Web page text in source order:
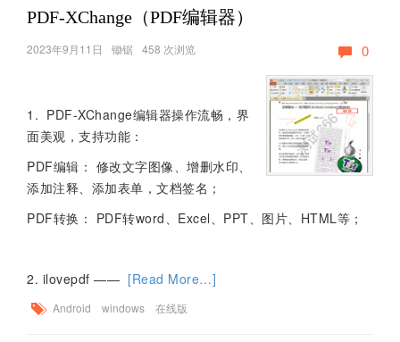
PDF-XChange（PDF编辑器）
2023年9月11日 锄锯 458 次浏览 0
1. PDF-XChange编辑器操作流畅，界
面美观，支持功能：
PDF编辑： 修改文字图像、增删水印、
添加注释、添加表单，文档签名；
PDF转换： PDF转word、Excel、PPT、图片、HTML等；
2. ilovepdf —— [Read More…]
Android windows 在线版